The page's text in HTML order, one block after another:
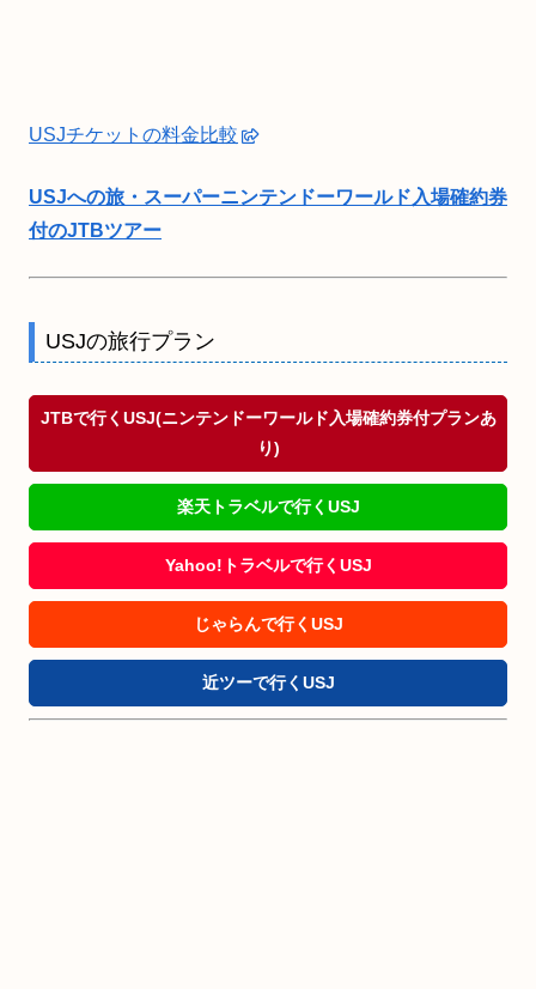
USJチケットの料金比較
USJへの旅・スーパーニンテンドーワールド入場確約券
付のJTBツアー
USJの旅行プラン
JTBで行くUSJ(ニンテンドーワールド入場確約券付プランあ
り)
楽天トラベルで行くUSJ
Yahoo!トラベルで行くUSJ
じゃらんで行くUSJ
近ツーで行くUSJ